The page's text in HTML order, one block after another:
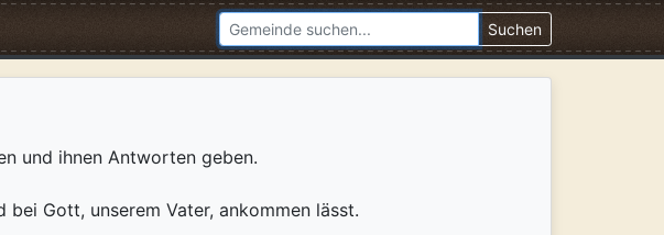
Suchen
und ihnen Antworten geben.
Gott, unserem Vater, ankommen lässt.